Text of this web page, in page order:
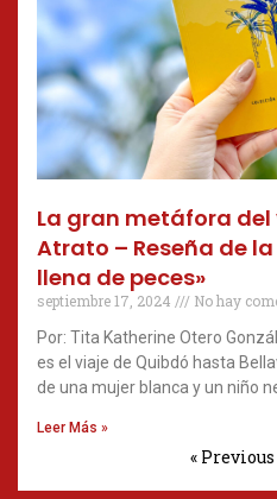
La gran metáfora del
Atrato – Reseña de
llena de peces»
septiembre 17, 2024
No hay
Por: Tita Katherine Otero
es el viaje de Quibdó hasta
de una mujer blanca y un niño
Leer Más »
« Previous